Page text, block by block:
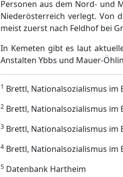
Personen aus dem Nord- und
Niederösterreich verlegt. Von
meist zuerst nach Feldhof bei
In Kemeten gibt es laut
Anstalten Ybbs und Mauer-
1 Brettl, Nationalsozialismus im
2 Brettl, Nationalsozialismus im
3 Brettl, Nationalsozialismus im
4 Brettl, Nationalsozialismus im
5 Datenbank Hartheim